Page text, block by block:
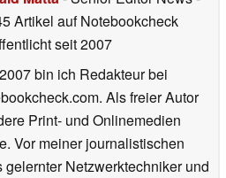
Artikel auf Notebookcheck
seit 2007
bin ich Redakteur bei
Als freier Autor
Print- und Onlinemedien
Vor meiner journalistischen
Netzwerktechniker und